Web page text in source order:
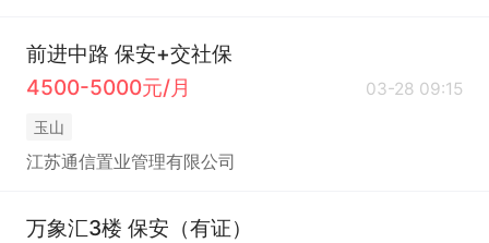
前进中路 保安+交社保
4500-5000元/月
03-28 09:15
玉山
江苏通信置业管理有限公司
万象汇3楼 保安（有证）